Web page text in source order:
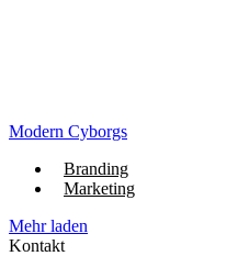
Modern Cyborgs
Branding
Marketing
Mehr laden
Kontakt